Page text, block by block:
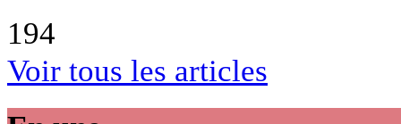
194
Voir tous les articles